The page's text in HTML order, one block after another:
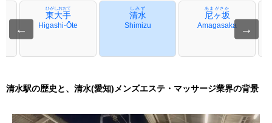
←
東大手
ひがしおおて
Higashi-Ōte
清水
しみず
Shimizu
尼ヶ坂
あまがさか
Amagasaka →
清水駅の歴史と、清水(愛知)メンズエステ・マッサージ業界の背景